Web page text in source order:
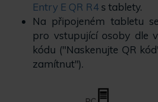
Entry E QR R4s tablety.
Na připojeném tabletu
pro vstupující osoby dle
kódu ("Naskenujte QR
zamítnut").